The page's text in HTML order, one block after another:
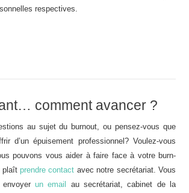
respectives.
comment avancer ?
au sujet du burnout, ou pensez-vous que
d’un épuisement professionnel? Voulez-vous
pouvons vous aider à faire face à votre burn-
plaît prendre contact avec notre secrétariat. Vous
un email
au secrétariat, cabinet de la